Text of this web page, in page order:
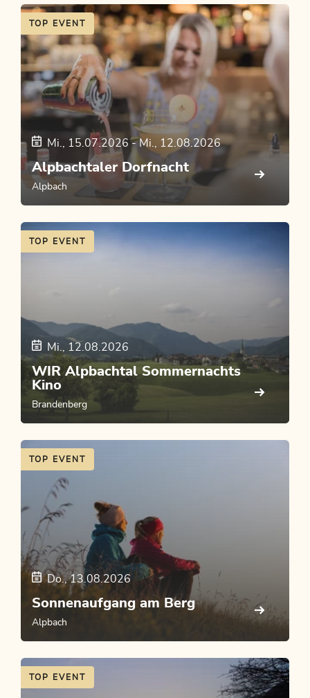
TOP EVENT
Mi., 15.07.2026-Mi., 12.08.2026
Alpbachtaler Dorfnacht
Alpbach
TOP EVENT
Mi., 12.08.2026
WIR Alpbachtal Sommernachts
Kino
Brandenberg
TOP EVENT
Do., 13.08.2026
Sonnenaufgang am Berg
Alpbach
TOP EVENT